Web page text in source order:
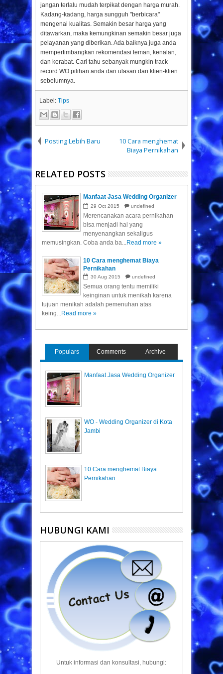
jangan terlalu mudah terpikat dengan harga murah.
Kadang-kadang, harga sungguh "berbicara"
mengenai kualitas. Semakin besar harga yang
ditawarkan, maka kemungkinan semakin besar juga
pelayanan yang diberikan. Ada baiknya juga anda
mempertimbangkan rekomendasi teman, kenalan,
dan kerabat. Cari tahu sebanyak mungkin track
record WO pilihan anda dan ulasan dari klien-klien
sebelumnya.
Label:Tips
Posting Lebih Baru
10 Cara menghemat
Biaya Pernikahan
RELATED POSTS
Manfaat Jasa Wedding Organizer
29 Oct 2015 undefined
Merencanakan acara pernikahan
bisa menjadi hal yang
menyenangkan sekaligus
memusingkan. Coba anda ba...Read more »
10 Cara menghemat Biaya
Pernikahan
30 Aug 2015 undefined
Semua orang tentu memiliki
keinginan untuk menikah karena
tujuan menikah adalah pemenuhan atas
keing...Read more »
Populars Comments Archive
Manfaat Jasa Wedding Organizer
WO - Wedding Organizer di Kota
Jambi
10 Cara menghemat Biaya
Pernikahan
HUBUNGI KAMI
Untuk informasi dan konsultasi, hubungi: